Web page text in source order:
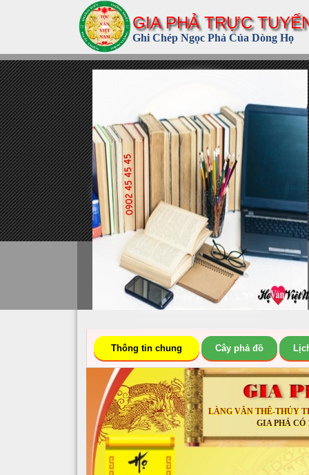
GIA PHẢ TRỰC
Ghi Chép Ngọc Phả Của Dòng Họ
Thông tin chung Cây phả đồ
LÀNG VÂN THÊ-THỦY
GIA PHẢ CÓ